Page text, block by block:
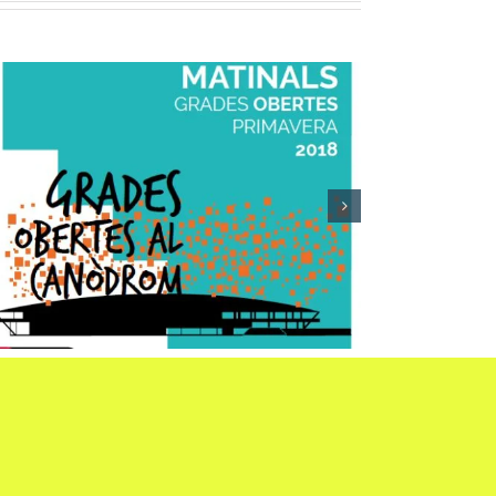
Ayuntamiento de Barcelona:
Encuestas Creativas